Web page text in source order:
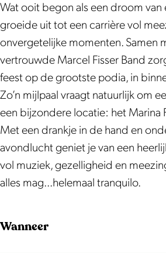
n
c
e
r
t
|
3
0
j
a
a
c
o
n
c
e
r
t
|
3
0
j
c
o
n
c
e
r
t
3
0
j
Wat ooit begon als een droom van
groeide uit tot een carrière vol
onvergetelijke momenten. Samen
vertrouwde Marcel Fisser Band
feest op de grootste podia, in
Zo’n mijlpaal vraagt natuurlijk om
een bijzondere locatie: het Marina
Met een drankje in de hand en
avondlucht geniet je van een
vol muziek, gezelligheid en
alles mag...helemaal tranquilo.
Wanneer